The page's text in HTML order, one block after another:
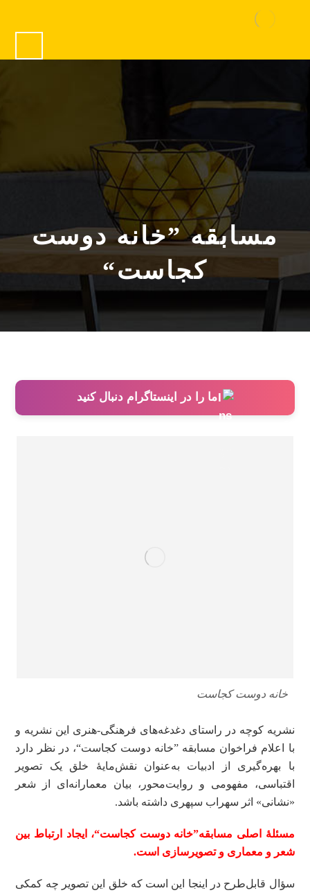
مسابقه ”خانه دوست
کجاست“
ما را در اینستاگرام دنبال کنید
خانه دوست کجاست
نشریه کوچه در راستای دغدغه‌های فرهنگی-هنری این نشریه و
با اعلام فراخوان مسابقه ”خانه دوست کجاست“، در نظر دارد
با بهره‌گیری از ادبیات به‌عنوان نقش‌مایۀ خلق یک تصویر
اقتباسی، مفهومی و روایت‌محور، بیان معمارانه‌ای از شعر
«نشانی» اثر سهراب سپهری داشته باشد.
مسئلۀ اصلی مسابقه”خانه دوست کجاست“، ایجاد ارتباط بین
شعر و معماری و تصویرسازی است.
سؤال قابل‌طرح در اینجا این است که خلق این تصویر چه کمکی